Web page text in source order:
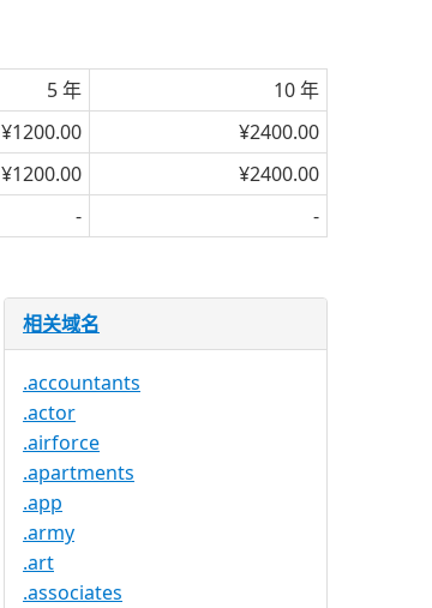
5 年
10 年
¥1200.00
¥2400.00
¥1200.00
¥2400.00
- -
相关域名
.accountants
.actor
.airforce
.apartments
.app
.army
.art
.associates